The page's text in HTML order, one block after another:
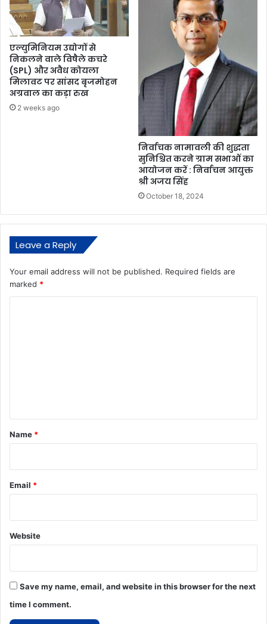
एल्युमिनियम उद्योगों से
निकलने वाले विषैले कचरे
(SPL) और अवैध कोयला
मिलावट पर सांसद बृजमोहन
अग्रवाल का कड़ा रुख
2 weeks ago
निर्वाचक नामावली की शुद्धता
सुनिश्चित करने ग्राम सभाओं का
आयोजन करें : निर्वाचन आयुक्त
श्री अजय सिंह
October 18, 2024
Leave a Reply
Your email address will not be published. Required fields are
marked *
*
Name *
Email *
Website
Save my name, email, and website in this browser for the next
time I comment.